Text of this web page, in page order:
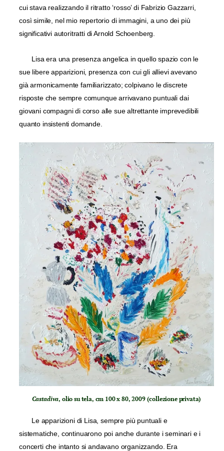
cui stava realizzando il ritratto ‘rosso’ di Fabrizio Gazzarri,
così simile, nel mio repertorio di immagini, a uno dei più
significativi autoritratti di Arnold Schoenberg.
Lisa era una presenza angelica in quello spazio con le
sue libere apparizioni, presenza con cui gli allievi avevano
già armonicamente familiarizzato; colpivano le discrete
risposte che sempre comunque arrivavano puntuali dai
giovani compagni di corso alle sue altrettante imprevedibili
quanto insistenti domande.
Castadiva, olio su tela, cm 100 x 80, 2009 (collezione privata)
Le apparizioni di Lisa, sempre più puntuali e
sistematiche, continuarono poi anche durante i seminari e i
concerti che intanto si andavano organizzando. Era